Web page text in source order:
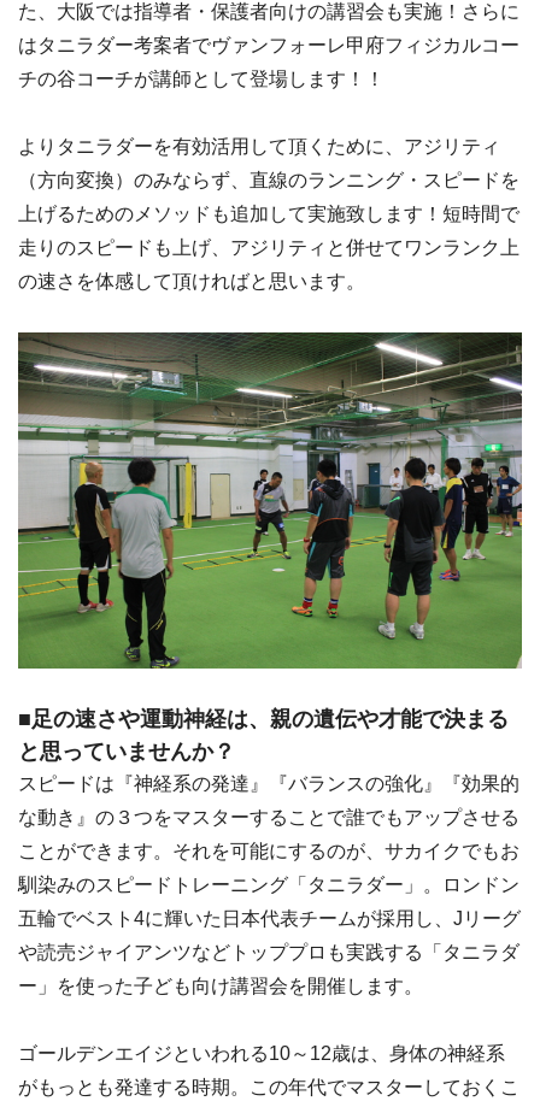
た、大阪では指導者・保護者向けの講習会も実施！さらに
はタニラダー考案者でヴァンフォーレ甲府フィジカルコー
チの谷コーチが講師として登場します！！
よりタニラダーを有効活用して頂くために、アジリティ
（方向変換）のみならず、直線のランニング・スピードを
上げるためのメソッドも追加して実施致します！短時間で
走りのスピードも上げ、アジリティと併せてワンランク上
の速さを体感して頂ければと思います。
■足の速さや運動神経は、親の遺伝や才能で決まる
と思っていませんか？
スピードは『神経系の発達』『バランスの強化』『効果的
な動き』の３つをマスターすることで誰でもアップさせる
ことができます。それを可能にするのが、サカイクでもお
馴染みのスピードトレーニング「タニラダー」。ロンドン
五輪でベスト4に輝いた日本代表チームが採用し、Jリーグ
や読売ジャイアンツなどトッププロも実践する「タニラダ
ー」を使った子ども向け講習会を開催します。
ゴールデンエイジといわれる10～12歳は、身体の神経系
がもっとも発達する時期。この年代でマスターしておくこ